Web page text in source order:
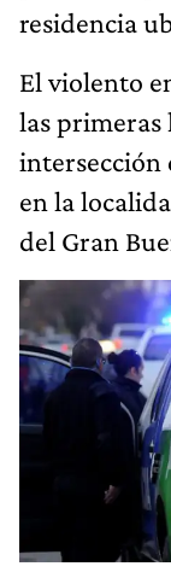
residencia
El violento
las primeras
intersección
en la
del Gran